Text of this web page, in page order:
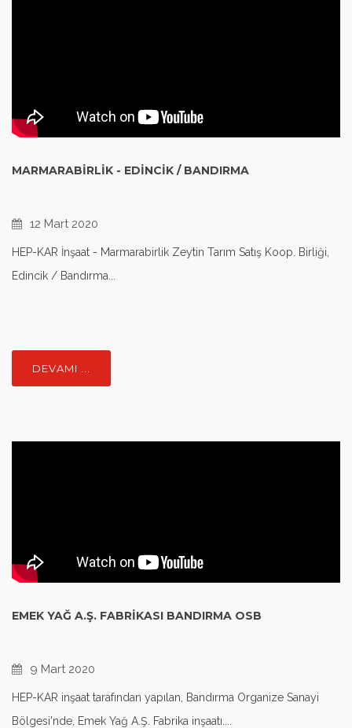
MARMARABIRLIK - EDINCIK / BANDIRMA
12 Mart 2020
HEP-KAR İnşaat - Marmarabirlik Zeytin Tarım Satış Koop. Birliği,
Edincik / Bandırma...
DEVAMI ...
EMEK YAĞ A.Ş. FABRIKASI BANDIRMA OSB
9 Mart 2020
HEP-KAR inşaat tarafından yapılan, Bandırma Organize Sanayi
Bölgesi'nde, Emek Yağ A.Ş. Fabrika inşaatı....